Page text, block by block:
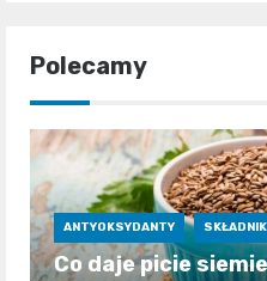
Polecamy
ANTYOKSYDANTY
Co daje picie